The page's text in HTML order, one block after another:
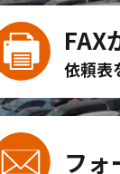
FAX
依頼表
フォ